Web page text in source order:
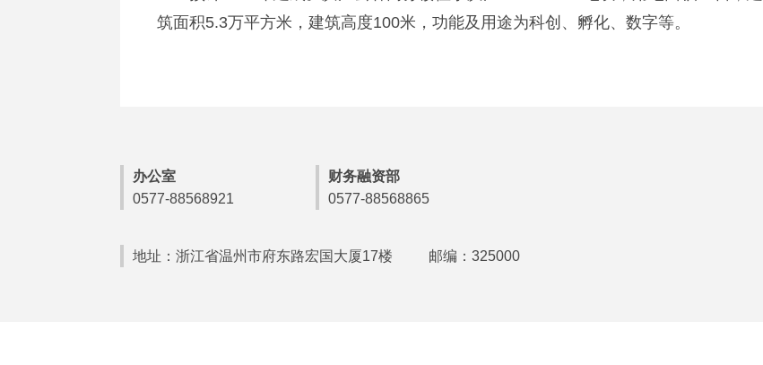
筑面积5.3万平方米，建筑高度100米，功能及用途为科创、孵化、数字等。
办公室
0577-88568921
财务融资部
0577-88568865
地址：浙江省温州市府东路宏国大厦17楼 邮编：325000